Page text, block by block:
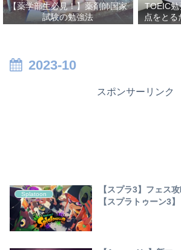
【薬学部生必見！】薬剤師国家
試験の勉強法
TOEIC
点をとる
2023-10
スポンサーリンク
Splatoon
【スプラ3】フェス
【スプラトゥーン3】